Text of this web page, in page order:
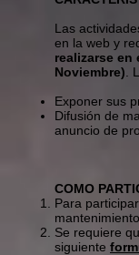
Las
en la web y
realizarse en
Noviembre) .
Exponer sus
Difusión de
anuncio de
COMO
Para
Se requiere
siguiente